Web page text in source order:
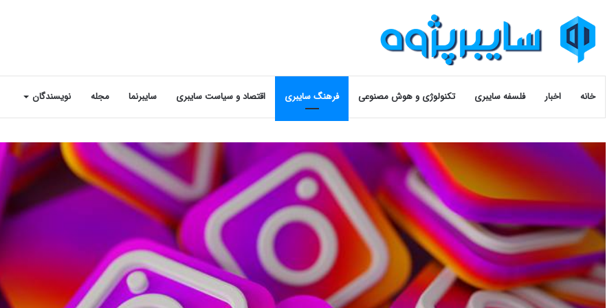
خانه اخبار فلسفه سایبری تکنولوژی و هوش مصنوعی فرهنگ سایبری اقتصاد و سیاست سایبری سایبرنما مجله نویسندگان